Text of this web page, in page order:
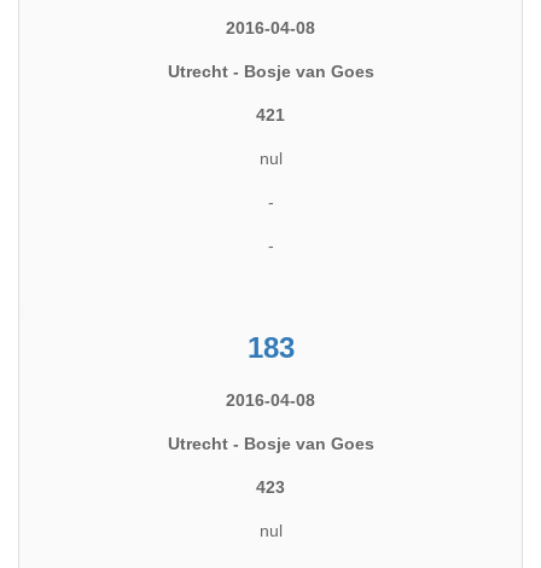
2016-04-08
Utrecht - Bosje van Goes
421
nul
-
-
183
2016-04-08
Utrecht - Bosje van Goes
423
nul